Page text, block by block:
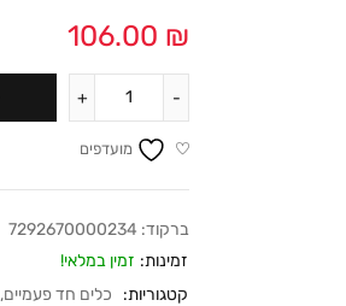
106.00 ₪
מועדפים
ברקוד: 7292670000234
זמינות: זמין במלאי!
קטגוריות:
כלים חד פעמיים,